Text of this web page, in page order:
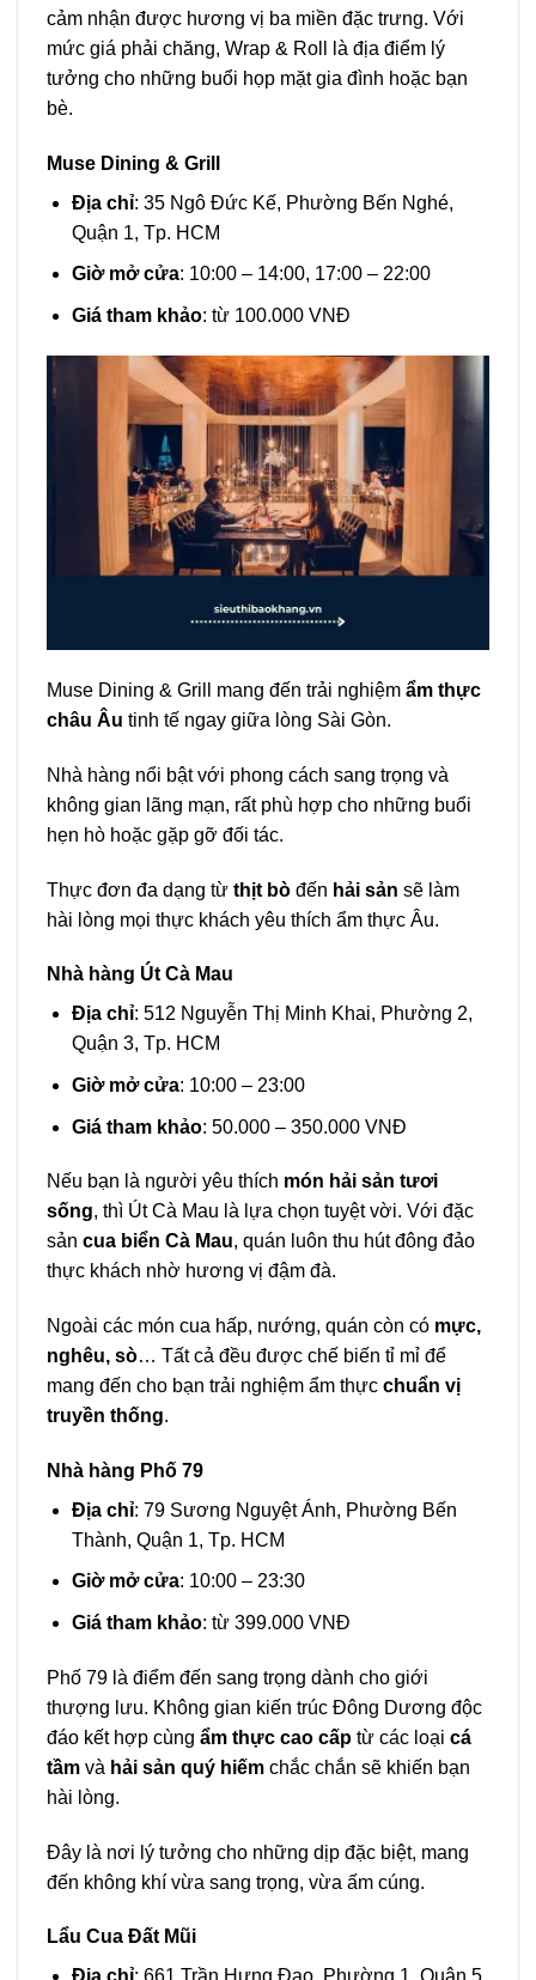
cảm nhận được hương vị ba miền đặc trưng. Với
mức giá phải chăng, Wrap & Roll là địa điểm lý
tưởng cho những buổi họp mặt gia đình hoặc bạn
bè.
Muse Dining & Grill
Địa chỉ: 35 Ngô Đức Kế, Phường Bến Nghé,
Quận 1, Tp. HCM
Giờ mở cửa: 10:00 – 14:00, 17:00 – 22:00
Giá tham khảo: từ 100.000 VNĐ
Muse Dining & Grill mang đến trải nghiệm ẩm thực
châu Âu tinh tế ngay giữa lòng Sài Gòn.
Nhà hàng nổi bật với phong cách sang trọng và
không gian lãng mạn, rất phù hợp cho những buổi
hẹn hò hoặc gặp gỡ đối tác.
Thực đơn đa dạng từ thịt bò đến hải sản sẽ làm
hài lòng mọi thực khách yêu thích ẩm thực Âu.
Nhà hàng Út Cà Mau
Địa chỉ: 512 Nguyễn Thị Minh Khai, Phường 2,
Quận 3, Tp. HCM
Giờ mở cửa: 10:00 – 23:00
Giá tham khảo: 50.000 – 350.000 VNĐ
Nếu bạn là người yêu thích món hải sản tươi
sống, thì Út Cà Mau là lựa chọn tuyệt vời. Với đặc
sản cua biển Cà Mau, quán luôn thu hút đông đảo
thực khách nhờ hương vị đậm đà.
Ngoài các món cua hấp, nướng, quán còn có mực,
nghêu, sò… Tất cả đều được chế biến tỉ mỉ để
mang đến cho bạn trải nghiệm ẩm thực chuẩn vị
truyền thống.
Nhà hàng Phố 79
Địa chỉ: 79 Sương Nguyệt Ánh, Phường Bến
Thành, Quận 1, Tp. HCM
Giờ mở cửa: 10:00 – 23:30
Giá tham khảo: từ 399.000 VNĐ
Phố 79 là điểm đến sang trọng dành cho giới
thượng lưu. Không gian kiến trúc Đông Dương độc
đáo kết hợp cùng ẩm thực cao cấp từ các loại cá
tầm và hải sản quý hiếm chắc chắn sẽ khiến bạn
hài lòng.
Đây là nơi lý tưởng cho những dịp đặc biệt, mang
đến không khí vừa sang trọng, vừa ấm cúng.
Lẩu Cua Đất Mũi